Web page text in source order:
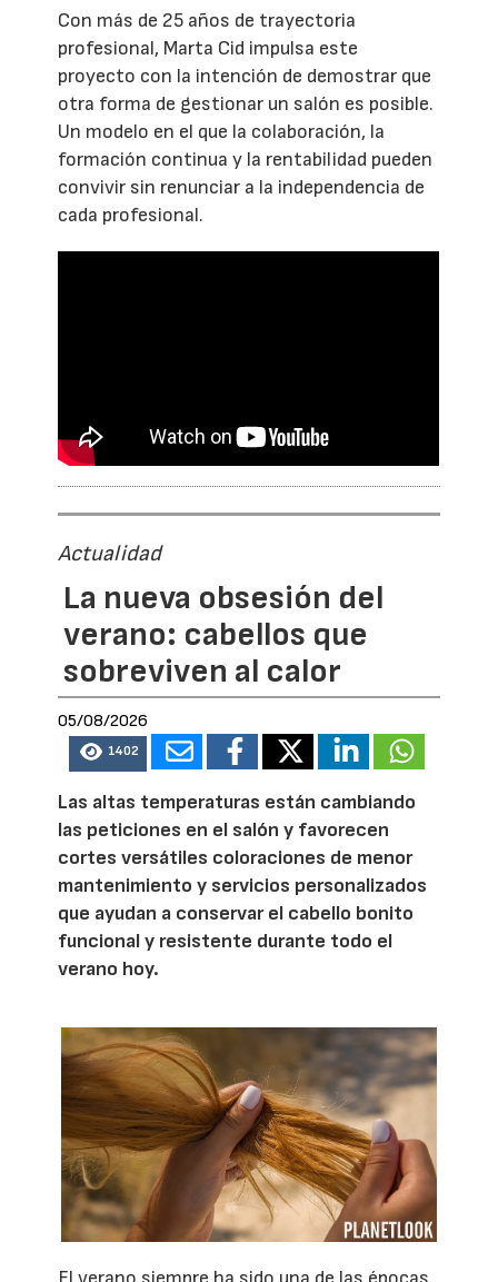
Con más de 25 años de trayectoria
profesional, Marta Cid impulsa este
proyecto con la intención de demostrar que
otra forma de gestionar un salón es posible.
Un modelo en el que la colaboración, la
formación continua y la rentabilidad pueden
convivir sin renunciar a la independencia de
cada profesional.
Actualidad
La nueva obsesión del
verano: cabellos que
sobreviven al calor
05/08/2026
1402
Las altas temperaturas están cambiando
las peticiones en el salón y favorecen
cortes versátiles coloraciones de menor
mantenimiento y servicios personalizados
que ayudan a conservar el cabello bonito
funcional y resistente durante todo el
verano hoy.